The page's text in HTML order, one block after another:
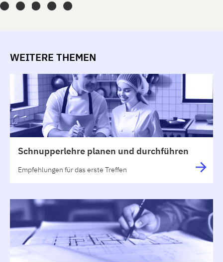
WEITERE THEMEN
Schnupperlehre planen und durchführen
Empfehlungen für das erste Treffen